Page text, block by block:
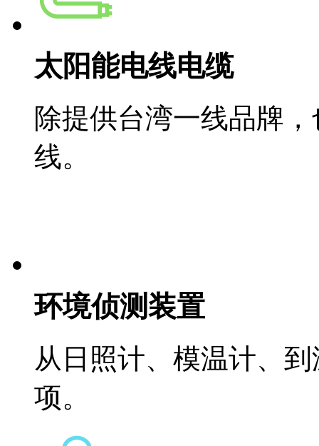
太阳能电线电缆
除提供台湾一线品牌
线。
环境侦测装置
从日照计、模温计、
项。